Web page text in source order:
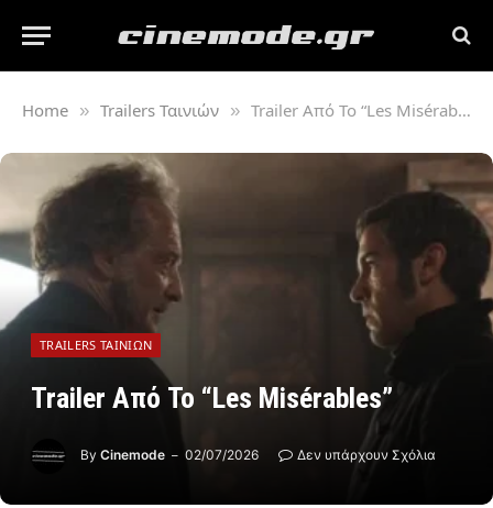
Home » Trailers Ταινιών » Trailer Από Το “Les Misérables”
TRAILERS ΤΑΙΝΙΏΝ
Trailer Από Το “Les Misérables”
By Cinemode 02/07/2026 Δεν υπάρχουν Σχόλια